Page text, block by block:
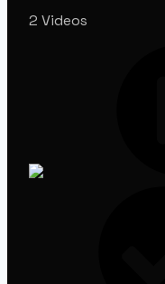
2 Videos